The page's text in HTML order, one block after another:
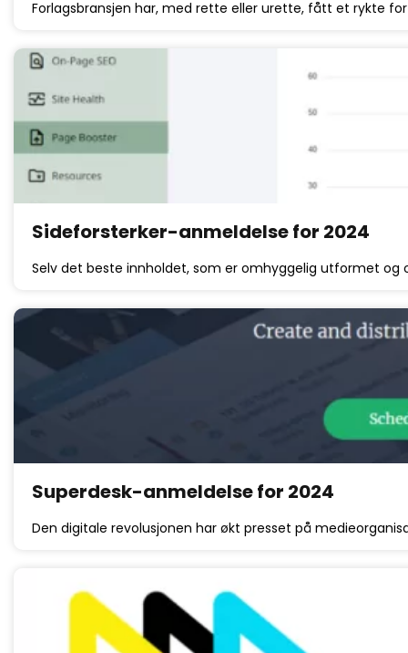
Forlagsbransjen har, med rette eller urette, fått et rykte
Sideforsterker-anmeldelse for 2024
Selv det beste innholdet, som er omhyggelig utformet og
Superdesk-anmeldelse for 2024
Den digitale revolusjonen har økt presset på